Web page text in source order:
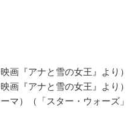
画『アナと雪の女王』より）
画『アナと雪の女王』より）
マ）（「スター・ウォーズ」